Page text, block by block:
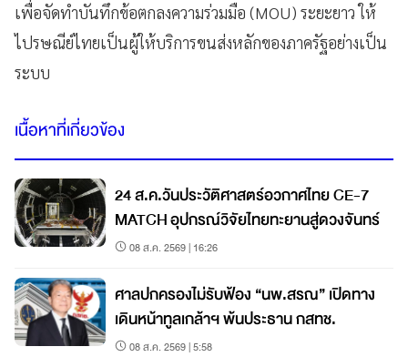
เพื่อจัดทำบันทึกข้อตกลงความร่วมมือ (MOU) ระยะยาว ให้
ไปรษณีย์ไทยเป็นผู้ให้บริการขนส่งหลักของภาครัฐอย่างเป็น
ระบบ
เนื้อหาที่เกี่ยวข้อง
24 ส.ค.วันประวัติศาสตร์อวกาศไทย CE-7
MATCH อุปกรณ์วิจัยไทยทะยานสู่ดวงจันทร์
08 ส.ค. 2569 | 16:26
ศาลปกครองไม่รับฟ้อง “นพ.สรณ” เปิดทาง
เดินหน้าทูลเกล้าฯ พ้นประธาน กสทช.
08 ส.ค. 2569 | 5:58